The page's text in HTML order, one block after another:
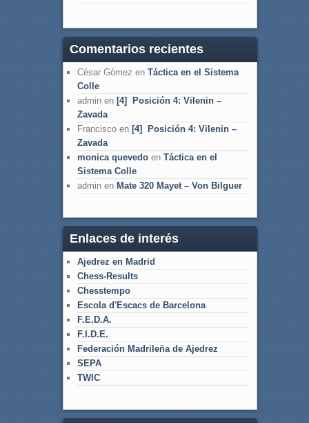
Comentarios recientes
César Gómez en Táctica en el Sistema
Colle
adminen [4] Posición 4: Vilenin –
Zavada
Franciscoen [4] Posición 4: Vilenin –
Zavada
monica quevedoen Táctica en el
Sistema Colle
adminen Mate 320 Mayet – Von Bilguer
Enlaces de interés
Ajedrez en Madrid
Chess-Results
Chesstempo
Escola d'Escacs de Barcelona
F.E.D.A.
F.I.D.E.
Federación Madrileña de Ajedrez
SEPA
TWIC